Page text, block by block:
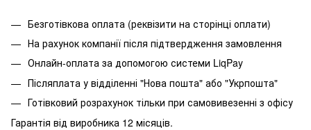
Безготівкова оплата (реквізити на сторінці оплати)
На рахунок компанії після підтвердження замовлення
Онлайн-оплата за допомогою системи LiqPay
Післяплата у відділенні "Нова пошта" або "Укрпошта"
Готівковий розрахунок тільки при самовивезенні з офісу
Гарантія від виробника 12 місяців.